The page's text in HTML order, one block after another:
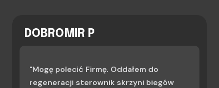
DOBROMIR P
"Mogę polecić Firmę. Oddałem do
regeneracji sterownik skrzyni biegów